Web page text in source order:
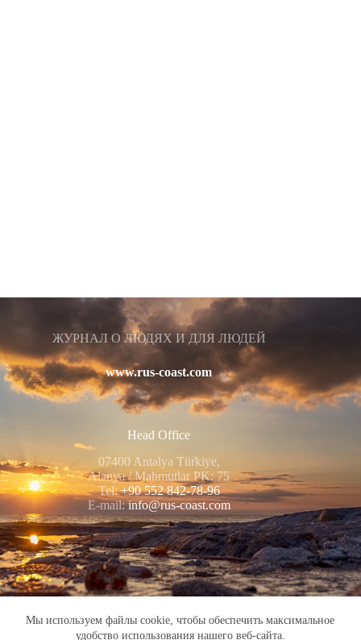
Мы используем файлы cookie, чтобы обеспечить максимальное
удобство использования нашего веб-сайта.
ЖУРНАЛ О ЛЮДЯХ И ДЛЯ ЛЮДЕЙ
www.rus-coast.com
Head Office
07400 Antalya Türkiye,
Alanya / Mahmutlar PK: 75
Tel:+90 552 842-78-96
E-mail:info@rus-coast.com
РАДИО НА ТУРЕЦКОЙ ВОЛНЕ